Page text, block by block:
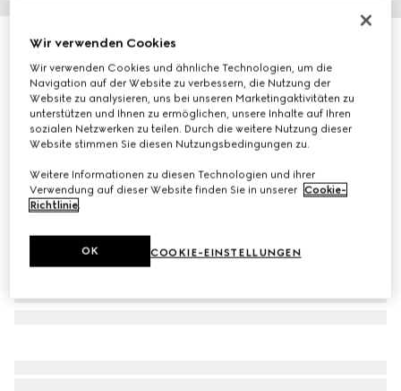
Mit Initialen personalisieren
Breiter GG Marmont Gürtel
CHF 490
Variantenschwarzes Leder
Wir verwenden Cookies
Wir verwenden Cookies und ähnliche Technologien, um die
Navigation auf der Website zu verbessern, die Nutzung der
Website zu analysieren, uns bei unseren Marketingaktivitäten zu
unterstützen und Ihnen zu ermöglichen, unsere Inhalte auf Ihren
sozialen Netzwerken zu teilen. Durch die weitere Nutzung dieser
Website stimmen Sie diesen Nutzungsbedingungen zu.
Weitere Informationen zu diesen Technologien und ihrer
Verwendung auf dieser Website finden Sie in unserer Cookie-
Richtlinie.
COOKIE-EINSTELLUNGEN
OK